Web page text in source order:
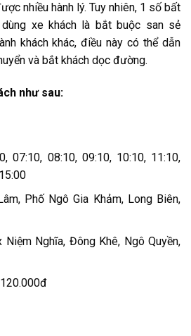
nhiều hành lý. Tuy nhiên, 1 số bất
xe khách là bắt buộc san sẻ
khách khác, điều nàycó thể dẫn
và bắt khách dọc đường.
như sau:
07:10, 08:10, 09:10, 10:10, 11:10,
Phố Ngô Gia Khảm, Long Biên,
Nghĩa, Đông Khê, Ngô Quyền,